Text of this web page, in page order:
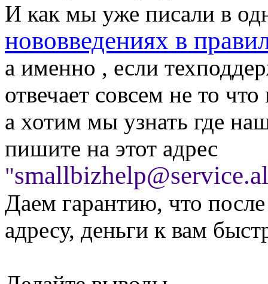
И как мы уже писали в
нововведениях в
а именно , если
отвечает совсем не то
а хотим мы узнать где
пишите на этот адрес
"
Даем гарантию, что
адресу, деньги к вам